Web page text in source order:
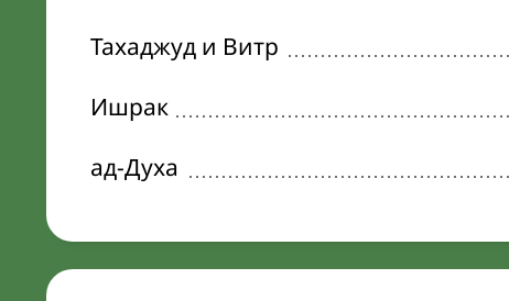
Тахаджуд и Витр
Ишрак
ад-Духа